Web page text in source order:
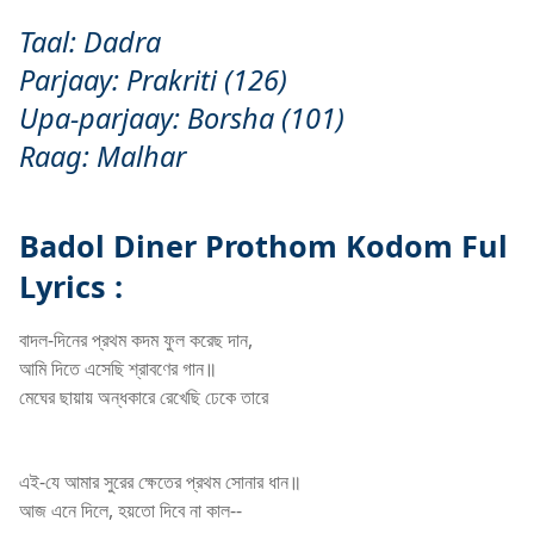
Taal: Dadra
Parjaay: Prakriti (126)
Upa-parjaay: Borsha (101)
Raag: Malhar
Badol Diner Prothom Kodom Ful
Lyrics :
বাদল-দিনের প্রথম কদম ফুল করেছ দান,
আমি দিতে এসেছি শ্রাবণের গান॥
মেঘের ছায়ায় অন্ধকারে রেখেছি ঢেকে তারে
এই-যে আমার সুরের ক্ষেতের প্রথম সোনার ধান॥
আজ এনে দিলে, হয়তো দিবে না কাল--